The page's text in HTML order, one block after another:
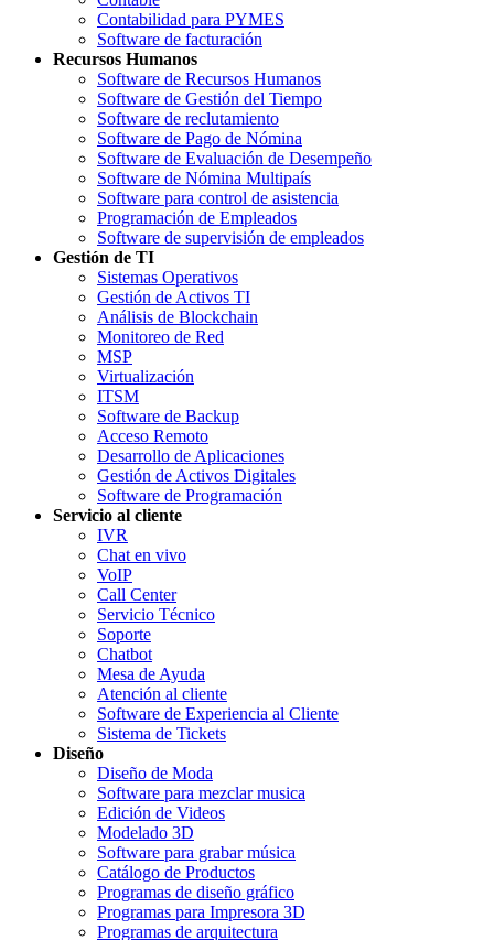
Contabilidad para PYMES
Software de facturación
Recursos Humanos
Software de Recursos Humanos
Software de Gestión del Tiempo
Software de reclutamiento
Software de Pago de Nómina
Software de Evaluación de Desempeño
Software de Nómina Multipaís
Software para control de asistencia
Programación de Empleados
Software de supervisión de empleados
Gestión de TI
Sistemas Operativos
Gestión de Activos TI
Análisis de Blockchain
Monitoreo de Red
MSP
Virtualización
ITSM
Software de Backup
Acceso Remoto
Desarrollo de Aplicaciones
Gestión de Activos Digitales
Software de Programación
Servicio al cliente
IVR
Chat en vivo
VoIP
Call Center
Servicio Técnico
Soporte
Chatbot
Mesa de Ayuda
Atención al cliente
Software de Experiencia al Cliente
Sistema de Tickets
Diseño
Diseño de Moda
Software para mezclar musica
Edición de Videos
Modelado 3D
Software para grabar música
Catálogo de Productos
Programas de diseño gráfico
Programas para Impresora 3D
Programas de arquitectura